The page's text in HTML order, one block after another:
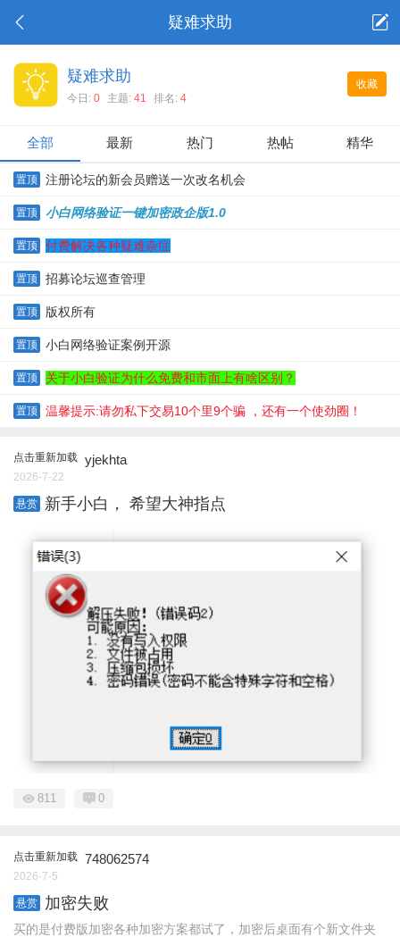
疑难求助
收藏
疑难求助
今日: 0 主题: 41 排名: 4
全部 最新 热门 热帖 精华
置顶 注册论坛的新会员赠送一次改名机会
置顶 小白网络验证一键加密政企版1.0
置顶 付费解决各种疑难杂症
置顶 招募论坛巡查管理
置顶 版权所有
置顶 小白网络验证案例开源
置顶 关于小白验证为什么免费和市面上有啥区别？
置顶 温馨提示:请勿私下交易10个里9个骗 ，还有一个使劲圈！
点击重新加载 yjekhta
2026-7-22
悬赏 新手小白， 希望大神指点
811 0
点击重新加载 748062574
2026-7-5
悬赏 加密失败
买的是付费版加密各种加密方案都试了，加密后桌面有个新文件夹